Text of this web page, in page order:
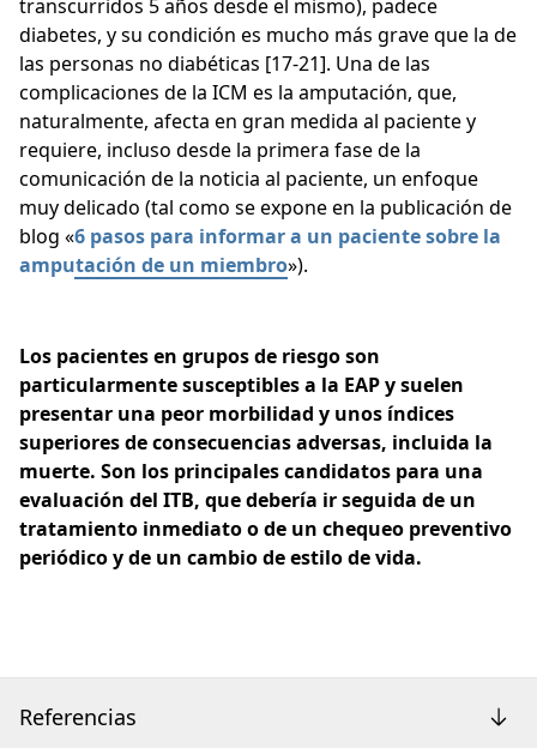
transcurridos 5 años desde el mismo), padece
diabetes, y su condición es mucho más grave que la de
las personas no diabéticas [17-21]. Una de las
complicaciones de la ICM es la amputación, que,
naturalmente, afecta en gran medida al paciente y
requiere, incluso desde la primera fase de la
comunicación de la noticia al paciente, un enfoque
muy delicado (tal como se expone en la publicación de
blog «6 pasos para informar a un paciente sobre la
amputación de un miembro»).
Los pacientes en grupos de riesgo son
particularmente susceptibles a la EAP y suelen
presentar una peor morbilidad y unos índices
superiores de consecuencias adversas, incluida la
muerte. Son los principales candidatos para una
evaluación del ITB, que debería ir seguida de un
tratamiento inmediato o de un chequeo preventivo
periódico y de un cambio de estilo de vida.
Referencias